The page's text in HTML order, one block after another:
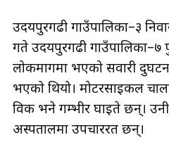
उदयपुरगढी गाउँपालिका–३
गते उदयपुरगढी गाउँपालिका–७
लोकमार्गमा भएको सवारी
भएको थियो। मोटरसाइकल
विक भने गम्भीर घाइते छन्। उनी
अस्पतालमा उपचाररत छन्।